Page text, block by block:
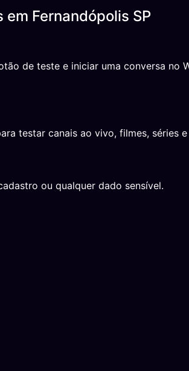
em Fernandópolis SP
de teste e iniciar uma conversa no
testar canais ao vivo, filmes, séries
ou qualquer dado sensível.